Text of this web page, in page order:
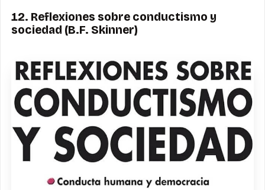
12. Reflexiones sobre conductismo y
sociedad (B.F. Skinner)